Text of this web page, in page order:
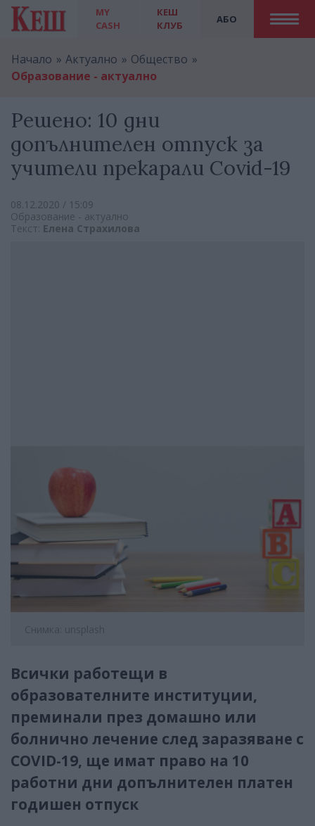
MY
CASH
АБО
КЕШ
КЛУБ
Начало Актуално
Общество
Образование - актуално
Решено: 10 дни
допълнителен отпуск за
учители прекарали Covid-19
08.12.2020 / 15:09
Образование - актуално
Текст: Елена Страхилова
Снимка: unsplash
Всички работещи в
образователните институции,
преминали през домашно или
болнично лечение след заразяване с
COVID-19, ще имат право на 10
работни дни допълнителен платен
годишен отпуск